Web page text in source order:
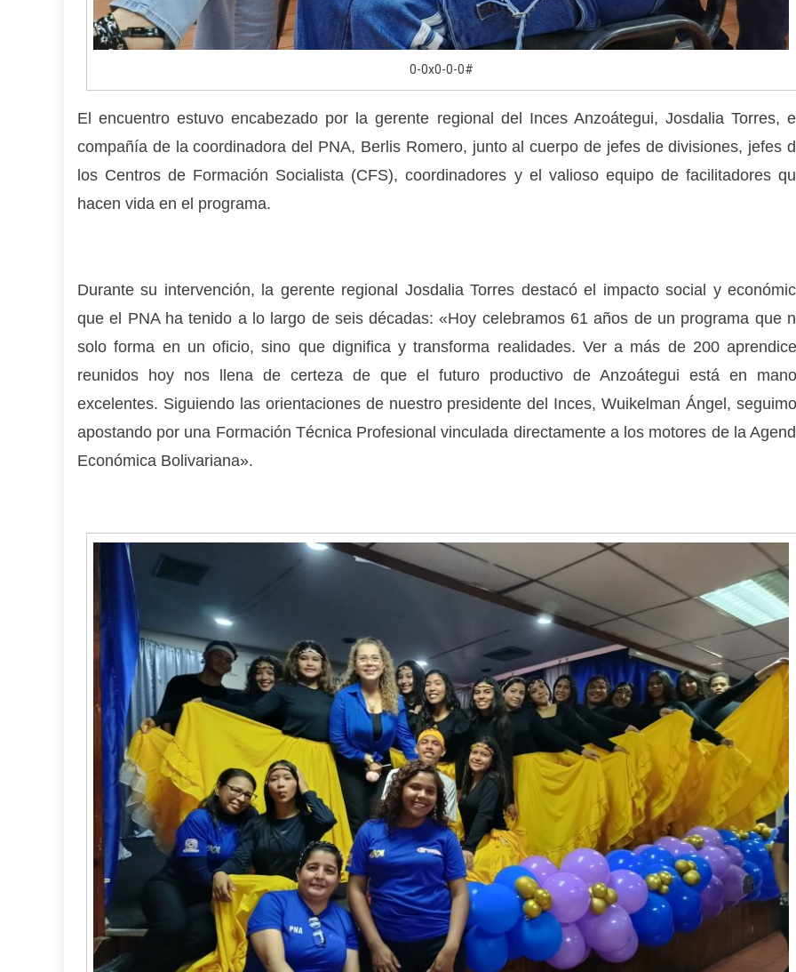
0-0x0-0-0#
El encuentro estuvo encabezado por la gerente regional del Inces Anzoátegui, Josdalia Torres,
compañía de la coordinadora del PNA, Berlis Romero, junto al cuerpo de jefes de divisiones, jefes
los Centros de Formación Socialista (CFS), coordinadores y el valioso equipo de facilitadores
hacen vida en el programa.
Durante su intervención, la gerente regional Josdalia Torres destacó el impacto social y
que el PNA ha tenido a lo largo de seis décadas: «Hoy celebramos 61 años de un programa que
solo forma en un oficio, sino que dignifica y transforma realidades. Ver a más de 200
reunidos hoy nos llena de certeza de que el futuro productivo de Anzoátegui está en
excelentes. Siguiendo las orientaciones de nuestro presidente del Inces, Wuikelman Ángel,
apostando por una Formación Técnica Profesional vinculada directamente a los motores de la
Económica Bolivariana».